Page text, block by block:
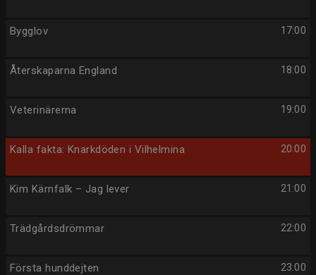
17:00
Bygglov
18:00
Återskaparna England
19:00
Veterinärerna
20:00
Kalla fakta: Knarkdöden i Vilhelmina
21:00
Kim Kärnfalk – Jag lever
22:00
Trädgårdsdrömmar
23:00
Första hunddejten